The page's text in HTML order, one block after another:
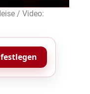
/ Video: